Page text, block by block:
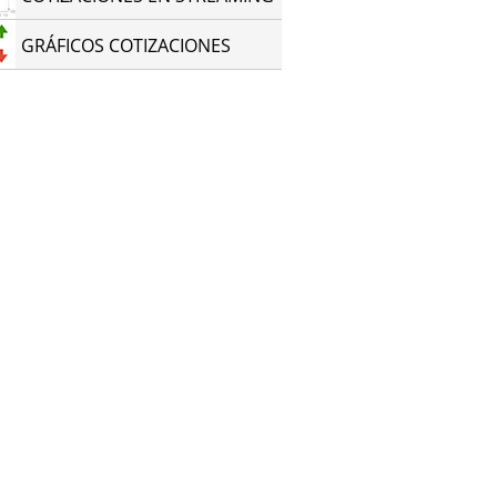
GRÁFICOS COTIZACIONES